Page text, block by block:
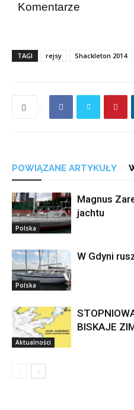
Komentarze
TAGI rejsy Shackleton 2014
POWIĄZANE ARTYKUŁY
Polska
Magnus
jachtu
Polska
W Gdyni
Aktualności
BISKAJE